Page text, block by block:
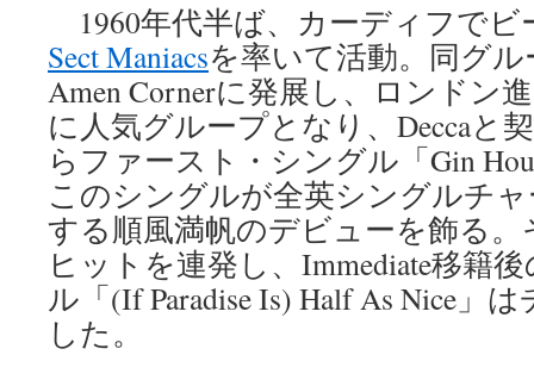
1960年代半ば、カーディフでビ
Sect Maniacsを率いて活動。同グ
Amen Cornerに発展し、ロンドン
に人気グループとなり、Deccaと
らファースト・シングル「Gin
このシングルが全英シングルチ
する順風満帆のデビューを飾る
ヒットを連発し、Immediate移籍
ル「(If Paradise Is) Half As Nice」
した。